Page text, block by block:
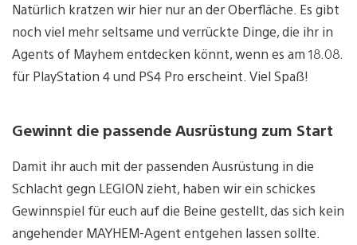
Natürlich kratzen wir hier nur an der Oberfläche. Es gibt
noch viel mehr seltsame und verrückte Dinge, die ihr in
Agents of Mayhem entdecken könnt, wenn es am 18.08.
für PlayStation 4 und PS4 Pro erscheint. Viel Spaß!
Gewinnt die passende Ausrüstung zum Start
Damit ihr auch mit der passenden Ausrüstung in die
Schlacht gegn LEGION zieht, haben wir ein schickes
Gewinnspiel für euch auf die Beine gestellt, das sich kein
angehender MAYHEM-Agent entgehen lassen sollte.